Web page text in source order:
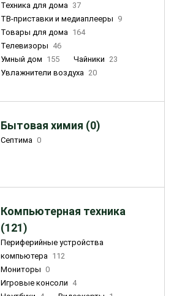
Техника для дома 37
ТВ-приставки и медиаплееры 9
Товары для дома 164
Телевизоры 46
Умный дом 155 Чайники 23
Увлажнители воздуха 20
Бытовая химия (0)
Септима 0
Компьютерная техника
(121)
Периферийные устройства
компьютера 112
Мониторы 0
Игровые консоли 4